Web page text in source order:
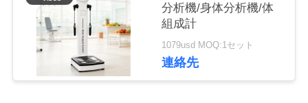
分析機/身体分析機/体
組成計
1079usd MOQ:1セット
連絡先